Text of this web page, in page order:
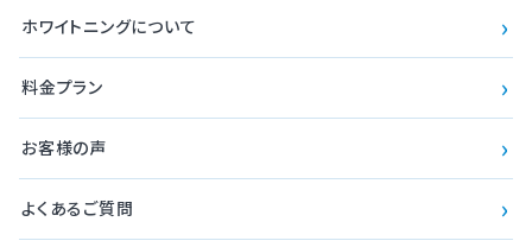
ホワイトニングについて ›
料金プラン ›
お客様の声 ›
よくあるご質問 ›